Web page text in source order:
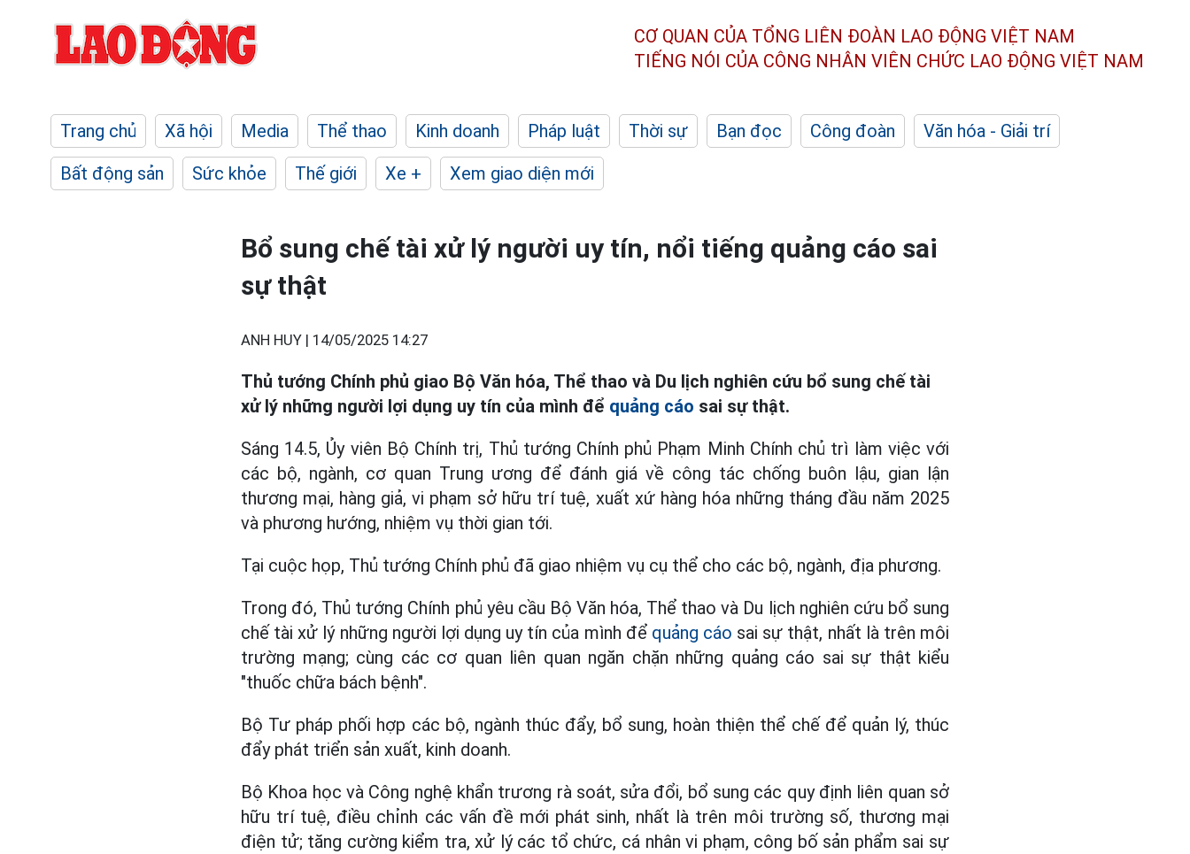
CƠ QUAN CỦA TỔNG LIÊN ĐOÀN LAO ĐỘNG VIỆT NAM
TIẾNG NÓI CỦA CÔNG NHÂN VIÊN CHỨC LAO ĐỘNG VIỆT NAM
Trang chủ Xã hội Media Thể thao Kinh doanh Pháp luật Thời sự Bạn đọc Công đoàn
Văn hóa - Giải trí
Bất động sản
Sức khỏe Thế giới Xe + Xem giao diện mới
Bổ sung chế tài xử lý người uy tín, nổi tiếng quảng cáo sai
sự thật
ANH HUY | 14/05/2025 14:27
Thủ tướng Chính phủ giao Bộ Văn hóa, Thể thao và Du lịch nghiên cứu bổ sung chế tài
xử lý những người lợi dụng uy tín của mình để quảng cáo sai sự thật.
Sáng 14.5, Ủy viên Bộ Chính trị, Thủ tướng Chính phủ Phạm Minh Chính chủ trì làm việc với
các bộ, ngành, cơ quan Trung ương để đánh giá về công tác chống buôn lậu, gian lận
thương mại, hàng giả, vi phạm sở hữu trí tuệ, xuất xứ hàng hóa những tháng đầu năm 2025
và phương hướng, nhiệm vụ thời gian tới.
Tại cuộc họp, Thủ tướng Chính phủ đã giao nhiệm vụ cụ thể cho các bộ, ngành, địa phương.
Trong đó, Thủ tướng Chính phủ yêu cầu Bộ Văn hóa, Thể thao và Du lịch nghiên cứu bổ sung
chế tài xử lý những người lợi dụng uy tín của mình để quảng cáo sai sự thật, nhất là trên môi
trường mạng; cùng các cơ quan liên quan ngăn chặn những quảng cáo sai sự thật kiểu
"thuốc chữa bách bệnh".
Bộ Tư pháp phối hợp các bộ, ngành thúc đẩy, bổ sung, hoàn thiện thể chế để quản lý, thúc
đẩy phát triển sản xuất, kinh doanh.
Bộ Khoa học và Công nghệ khẩn trương rà soát, sửa đổi, bổ sung các quy định liên quan sở
hữu trí tuệ, điều chỉnh các vấn đề mới phát sinh, nhất là trên môi trường số, thương mại
điện tử; tăng cường kiểm tra, xử lý các tổ chức, cá nhân vi phạm, công bố sản phẩm sai sự